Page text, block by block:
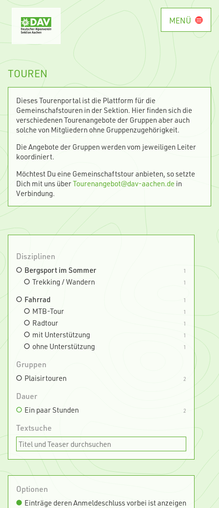
MENÜ
TOUREN
Dieses Tourenportal ist die Plattform für die
Gemeinschafstouren in der Sektion. Hier finden sich die
verschiedenen Tourenangebote der Gruppen aber auch
solche von Mitgliedern ohne Gruppenzugehörigkeit.
Die Angebote der Gruppen werden vom jeweiligen Leiter
koordiniert.
Möchtest Du eine Gemeinschaftstour anbieten, so setzte
Dich mit uns überTourenangebot@dav-aachen.de in
Verbindung.
Disziplinen
Bergsport im Sommer 1
Trekking / Wandern 1
Fahrrad 1
MTB-Tour 1
Radtour 1
mit Unterstützung 1
ohne Unterstützung 1
Gruppen
Plaisirtouren 2
Dauer
Ein paar Stunden 2
Textsuche
Optionen
Einträge deren Anmeldeschluss vorbei ist anzeigen